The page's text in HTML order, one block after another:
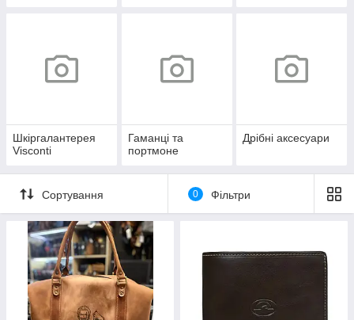
Шкіргалантерея
Visconti
Гаманці та
портмоне
Дрібні аксесуари
Сортування 0 Фільтри